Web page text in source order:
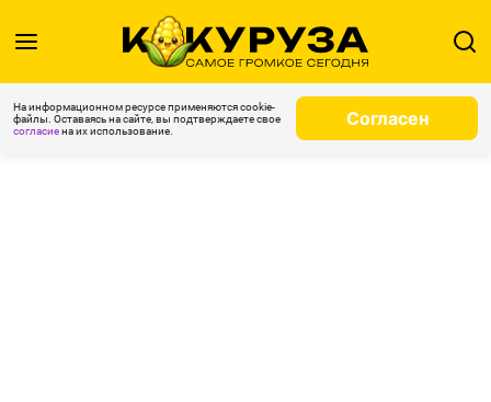
На информационном ресурсе применяются cookie-
файлы. Оставаясь на сайте, вы подтверждаете свое
согласиена их использование.
Согласен